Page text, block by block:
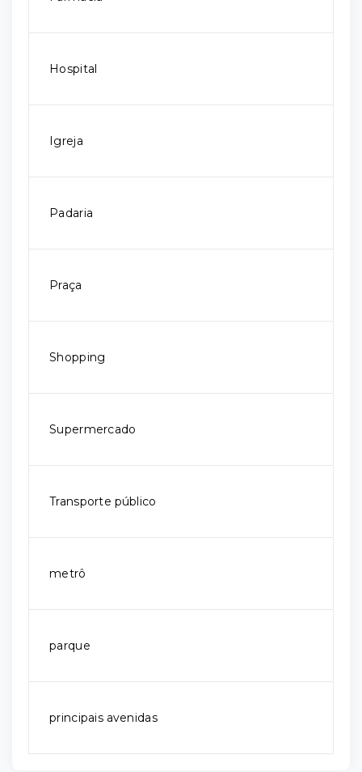
Hospital
Igreja
Padaria
Praça
Shopping
Supermercado
Transporte público
metrô
parque
principais avenidas